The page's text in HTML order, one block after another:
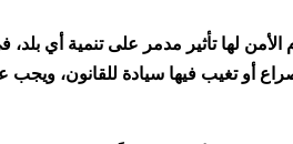
لها تأثير مدمر على تنمية أي
أو تغيب فيها سيادة للقانون، ويجب